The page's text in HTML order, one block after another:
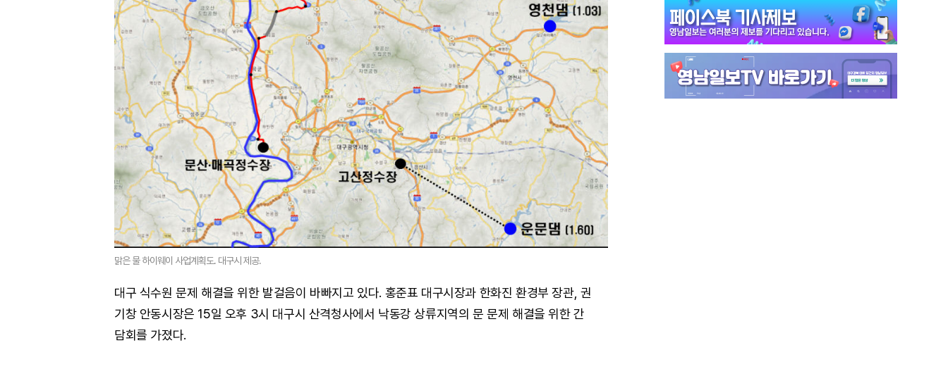
맑은 물 하이웨이 사업계획도. 대구시 제공.
대구 식수원 문제 해결을 위한 발걸음이 바빠지고 있다. 홍준표 대구시장과 한화진 환경부 장관, 권
기창 안동시장은 15일 오후 3시 대구시 산격청사에서 낙동강 상류지역의 문 문제 해결을 위한 간
담회를 가졌다.